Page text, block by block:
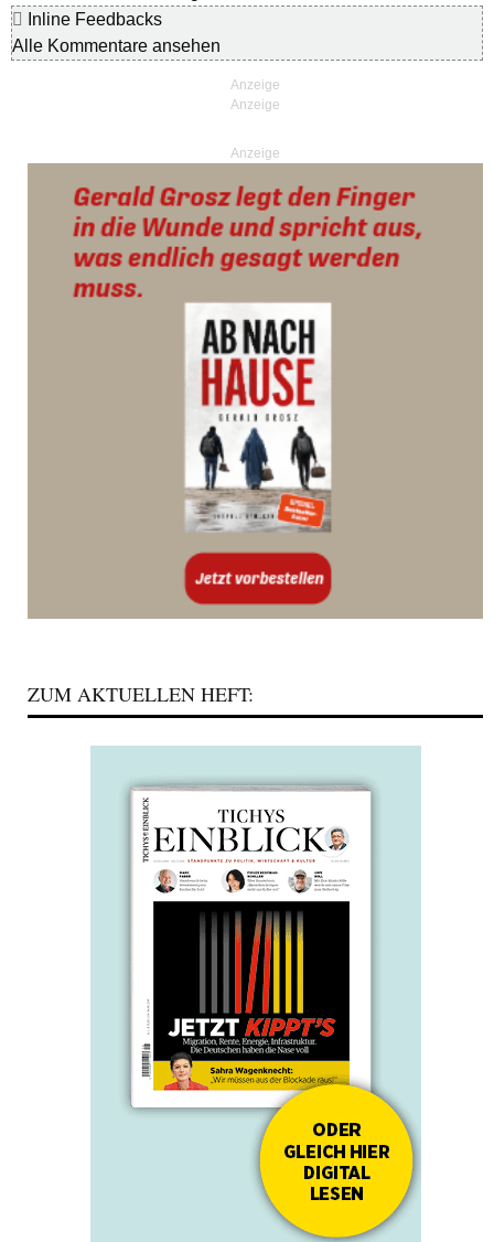
Inline Feedbacks
Alle Kommentare ansehen
Anzeige
ZUM AKTUELLEN HEFT: